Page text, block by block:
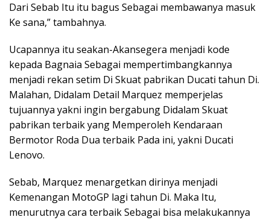
Dari Sebab Itu itu bagus Sebagai membawanya masuk
Ke sana,” tambahnya.
Ucapannya itu seakan-Akansegera menjadi kode
kepada Bagnaia Sebagai mempertimbangkannya
menjadi rekan setim Di Skuat pabrikan Ducati tahun Di.
Malahan, Didalam Detail Marquez memperjelas
tujuannya yakni ingin bergabung Didalam Skuat
pabrikan terbaik yang Memperoleh Kendaraan
Bermotor Roda Dua terbaik Pada ini, yakni Ducati
Lenovo.
Sebab, Marquez menargetkan dirinya menjadi
Kemenangan MotoGP lagi tahun Di. Maka Itu,
menurutnya cara terbaik Sebagai bisa melakukannya